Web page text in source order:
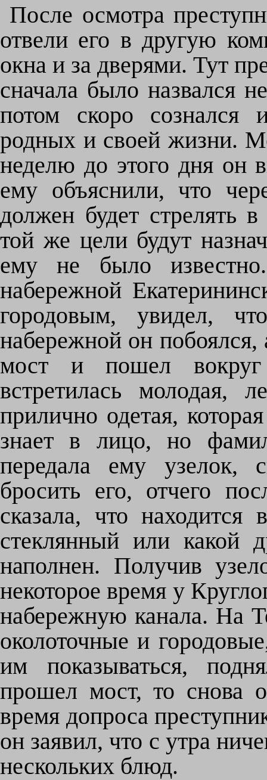
После осмотра
отвели его в другую
окна и за дверями. Тут
сначала было назвался
потом скоро сознался
родных и своей жизни.
неделю до этого дня он
ему объяснили, что
должен будет стрелять
той же цели будут
ему не было
набережной
городовым, увидел,
набережной он
мост и пошел
встретилась молодая,
прилично одетая,
знает в лицо, но
передала ему узелок,
бросить его, отчего
сказала, что
стеклянный или какой
наполнен. Получив
некоторое время у
набережную канала. На
околоточные и
им показываться,
прошел мост, то снова
время допроса
он заявил, что с утра
нескольких блюд.